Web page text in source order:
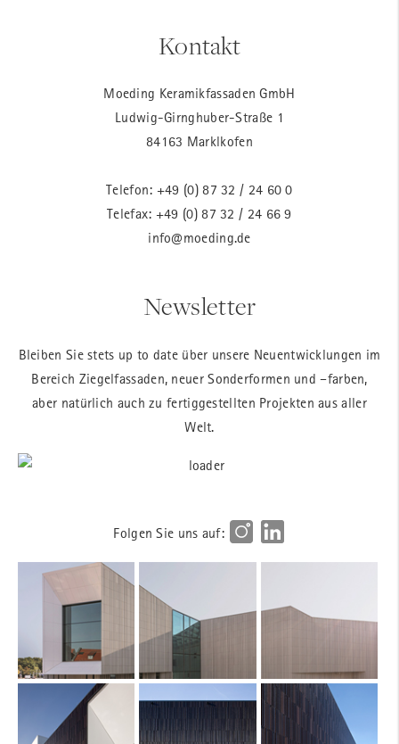
Kontakt
Moeding Keramikfassaden GmbH
Ludwig-Girnghuber-Straße 1
84163 Marklkofen
Telefon: +49 (0) 87 32 / 24 60 0
Telefax: +49 (0) 87 32 / 24 66 9
info@moeding.de
Newsletter
Bleiben Sie stets up to date über unsere Neuentwicklungen im
Bereich Ziegelfassaden, neuer Sonderformen und –farben,
aber natürlich auch zu fertiggestellten Projekten aus aller
Welt.
Folgen Sie uns auf: